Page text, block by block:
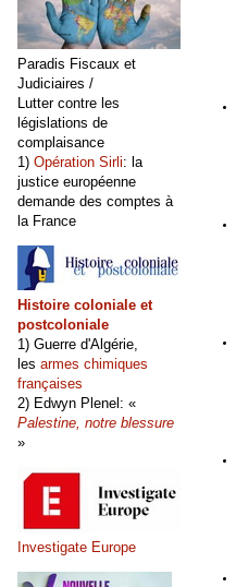
Paradis Fiscaux et
Judiciaires /
Lutter contre les
législations de
complaisance
1) Opération Sirli: la
justice européenne
demande des comptes à
la France
Histoire coloniale et
postcoloniale
1) Guerre d'Algérie,
les armes chimiques
françaises
2) Edwyn Plenel: «
Palestine, notre blessure
»
Investigate Europe